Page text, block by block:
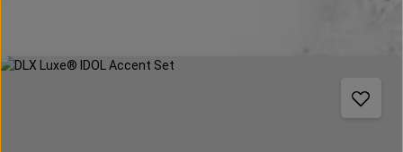
Bildergalerie überspringen